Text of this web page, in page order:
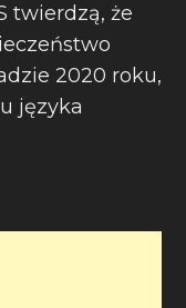
twierdzą, że
2020 roku,
języka